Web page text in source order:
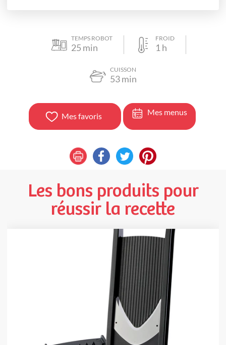
TEMPS ROBOT
25 min
FROID
1 h
CUISSON
53min
Mes favoris Mes menus
Les bons produits pour
réussir la recette